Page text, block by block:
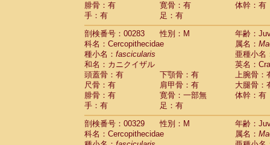
腓骨：有
寛骨：有
体幹：有
手：有
足：有
剖検番号：00283
性別：M
年齢：
科名：Cercopithecidae
属名：
種小名： fascicularis
亜種小名
和名：カニクイザル
英名：
頭蓋骨：有
下顎骨：有
上腕骨：
尺骨：有
肩甲骨：有
大腿骨：
腓骨：有
寛骨：一部無
体幹：有
手：有
足：有
剖検番号：00329
性別：M
年齢：
科名：Cercopithecidae
属名：